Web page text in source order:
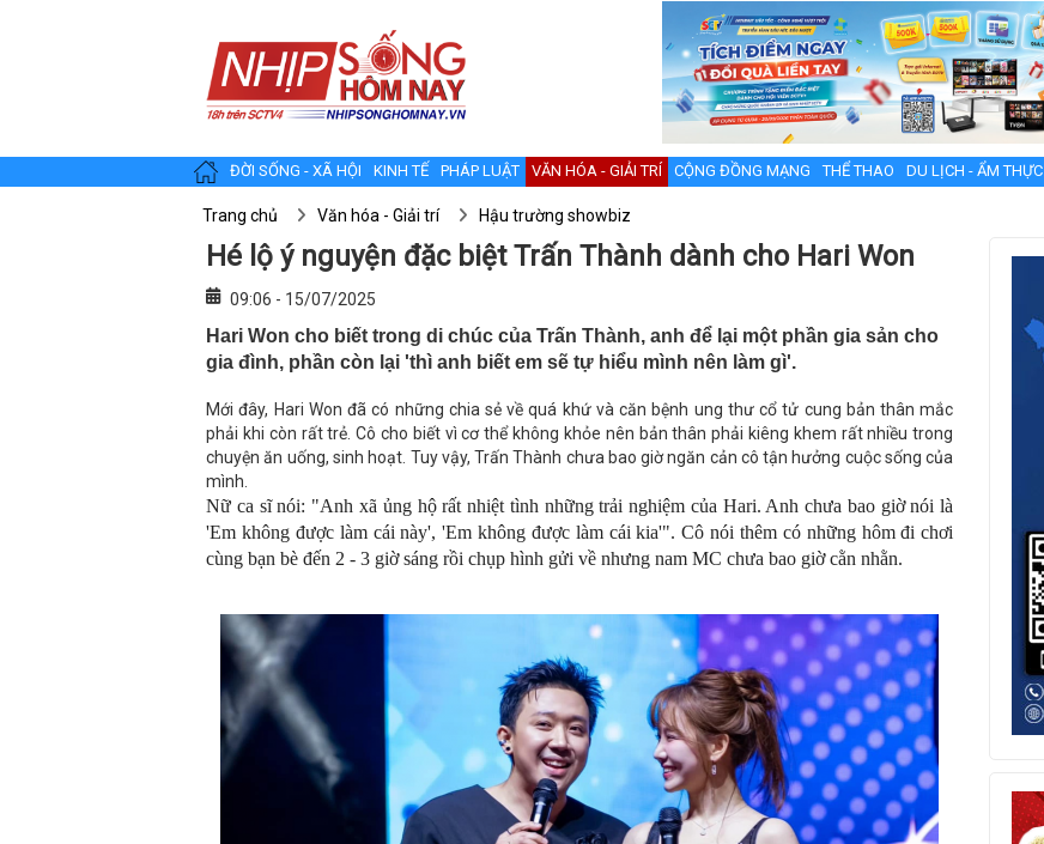
ĐỜI SỐNG - XÃ HỘI KINH TẾ PHÁP LUẬT VĂN HÓA - GIẢI TRÍ CỘNG ĐỒNG MẠNG THỂ THAO DU LỊCH - ẨM THỰC
Trang chủ Văn hóa - Giải trí Hậu trường showbiz
Hé lộ ý nguyện đặc biệt Trấn Thành dành cho Hari Won
09:06 - 15/07/2025
Hari Won cho biết trong di chúc của Trấn Thành, anh để lại một phần gia sản cho
gia đình, phần còn lại 'thì anh biết em sẽ tự hiểu mình nên làm gì'.
Mới đây, Hari Won đã có những chia sẻ về quá khứ và căn bệnh ung thư cổ tử cung bản thân mắc
phải khi còn rất trẻ. Cô cho biết vì cơ thể không khỏe nên bản thân phải kiêng khem rất nhiều trong
chuyện ăn uống, sinh hoạt. Tuy vậy, Trấn Thành chưa bao giờ ngăn cản cô tận hưởng cuộc sống của
mình.
Nữ ca sĩ nói: "Anh xã ủng hộ rất nhiệt tình những trải nghiệm của Hari. Anh chưa bao giờ nói là
'Em không được làm cái này', 'Em không được làm cái kia'". Cô nói thêm có những hôm đi chơi
cùng bạn bè đến 2 - 3 giờ sáng rồi chụp hình gửi về nhưng nam MC chưa bao giờ cằn nhằn.